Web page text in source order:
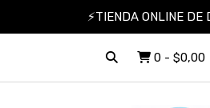
⚡TIENDA ONLINE DE
0 - $0,00